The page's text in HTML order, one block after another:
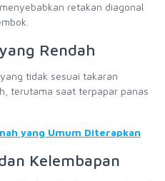
retakan diagonal
Rendah
tidak sesuai takaran
terutama saat terpapar panas
yang Umum Diterapkan
Kelembapan